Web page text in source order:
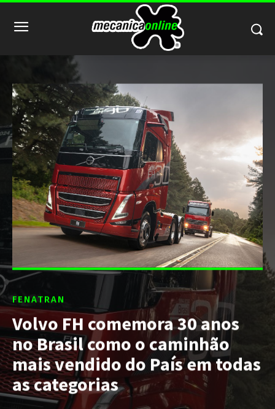
FENATRAN
Volvo FH comemora 30 anos
no Brasil como o caminhão
mais vendido do País em todas
as categorias